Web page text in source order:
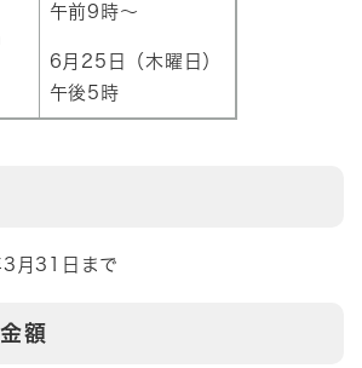
午前9時～
6月25日（木曜日）
午後5時
3月31日まで
額